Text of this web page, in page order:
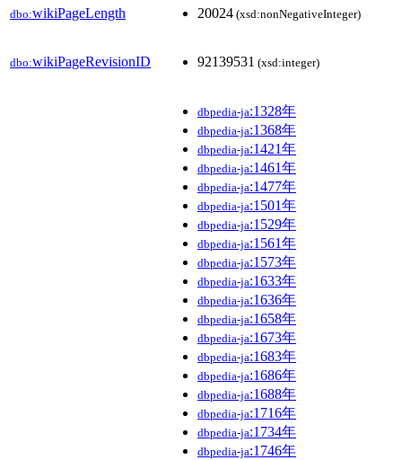
dbo:wikiPageLength 20024 (xsd:nonNegativeInteger)
dbo:wikiPageRevisionID 92139531 (xsd:integer)
dbpedia-ja:1328年
dbpedia-ja:1368年
dbpedia-ja:1421年
dbpedia-ja:1461年
dbpedia-ja:1477年
dbpedia-ja:1501年
dbpedia-ja:1529年
dbpedia-ja:1561年
dbpedia-ja:1573年
dbpedia-ja:1633年
dbpedia-ja:1636年
dbpedia-ja:1658年
dbpedia-ja:1673年
dbpedia-ja:1683年
dbpedia-ja:1686年
dbpedia-ja:1688年
dbpedia-ja:1716年
dbpedia-ja:1734年
dbpedia-ja:1746年